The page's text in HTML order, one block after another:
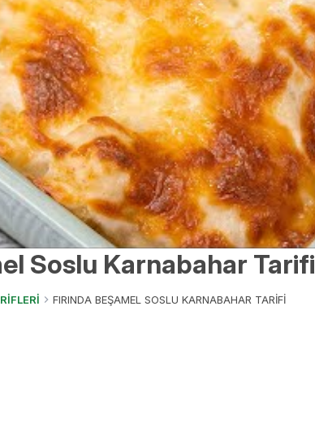
Soslu Karnabahar Tarifi
FIRINDA BEŞAMEL SOSLU KARNABAHAR TARİFİ